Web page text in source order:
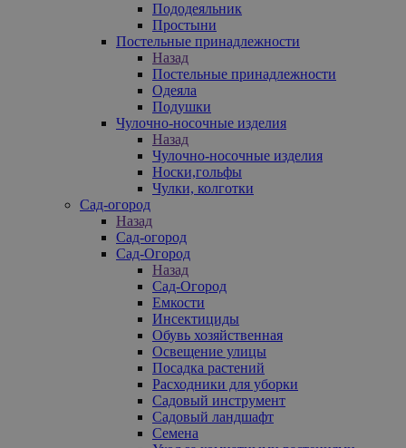
Пододеяльник
Простыни
Постельные принадлежности
Назад
Постельные принадлежности
Одеяла
Подушки
Чулочно-носочные изделия
Назад
Чулочно-носочные изделия
Носки,гольфы
Чулки, колготки
Сад-огород
Назад
Сад-огород
Сад-Огород
Назад
Сад-Огород
Емкости
Инсектициды
Обувь хозяйственная
Освещение улицы
Посадка растений
Расходники для уборки
Садовый инструмент
Садовый ландшафт
Семена